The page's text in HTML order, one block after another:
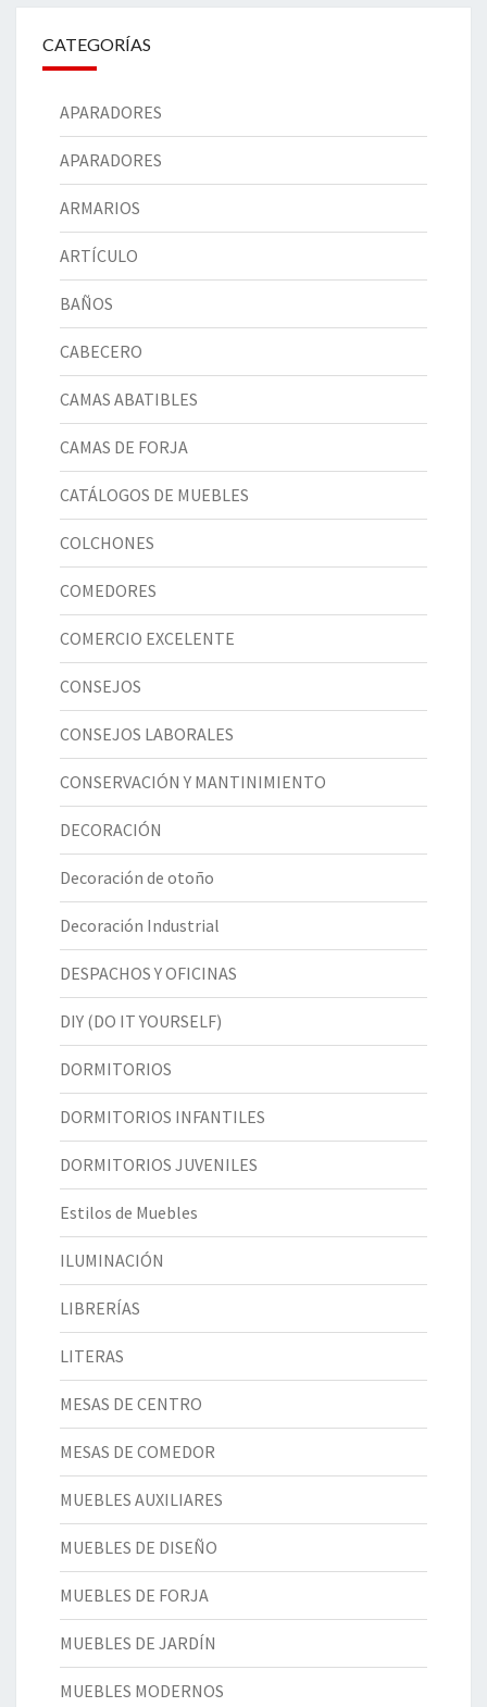
CATEGORÍAS
APARADORES
APARADORES
ARMARIOS
ARTÍCULO
BAÑOS
CABECERO
CAMAS ABATIBLES
CAMAS DE FORJA
CATÁLOGOS DE MUEBLES
COLCHONES
COMEDORES
COMERCIO EXCELENTE
CONSEJOS
CONSEJOS LABORALES
CONSERVACIÓN Y MANTINIMIENTO
DECORACIÓN
Decoración de otoño
Decoración Industrial
DESPACHOS Y OFICINAS
DIY (DO IT YOURSELF)
DORMITORIOS
DORMITORIOS INFANTILES
DORMITORIOS JUVENILES
Estilos de Muebles
ILUMINACIÓN
LIBRERÍAS
LITERAS
MESAS DE CENTRO
MESAS DE COMEDOR
MUEBLES AUXILIARES
MUEBLES DE DISEÑO
MUEBLES DE FORJA
MUEBLES DE JARDÍN
MUEBLES MODERNOS